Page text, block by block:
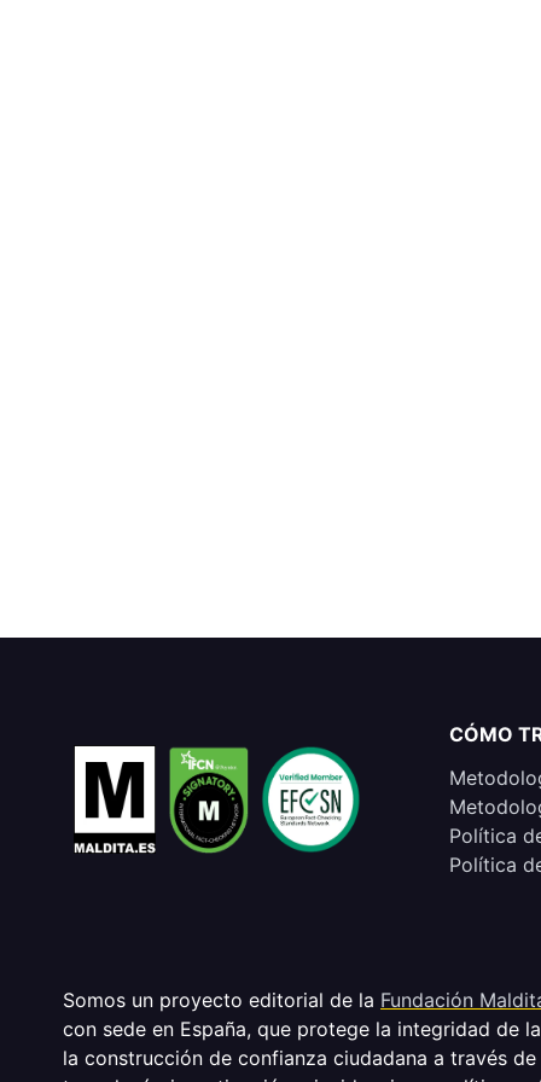
CÓMO
Política
Política
Somos un proyecto editorial de la Fundación
con sede en España, que protege la integridad de
la construcción de confianza ciudadana a través